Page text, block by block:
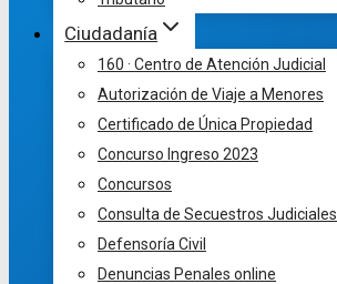
Ciudadanía
160 · Centro de Atención Judicial
Autorización de Viaje a Menores
Certificado de Única Propiedad
Concurso Ingreso 2023
Concursos
Consulta de Secuestros Judiciales
Defensoría Civil
Denuncias Penales online